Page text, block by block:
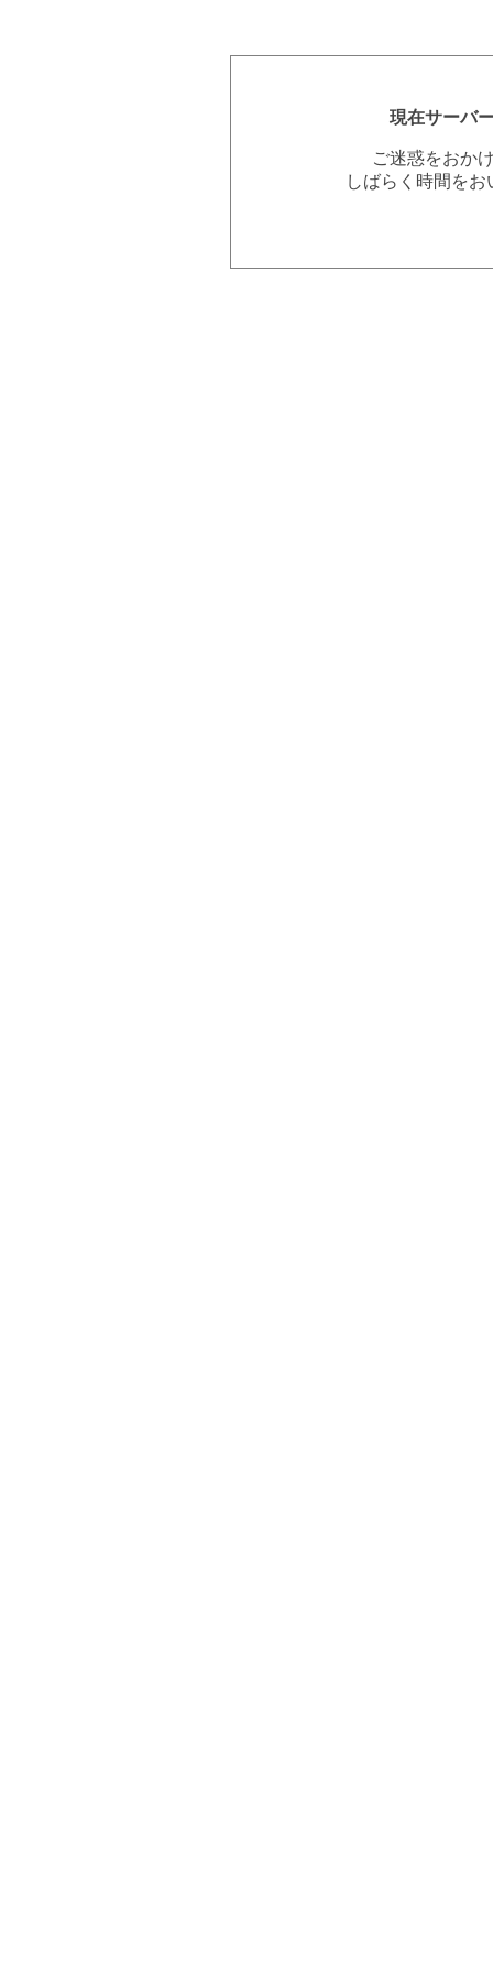
現在サーバ
ご迷惑をおか
しばらく時間を